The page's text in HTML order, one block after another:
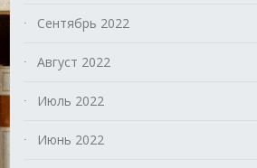
Сентябрь 2022
Август 2022
Июль 2022
Июнь 2022